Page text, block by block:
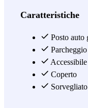
dell'architetto catalano.
all'Hospital de la
di trovarsi a pochi metri
preoccupazione di
con i mezzi pubblici lo
altri quartieri della città.
Caratteristiche
Posto auto
Coperto
Sorvegliato